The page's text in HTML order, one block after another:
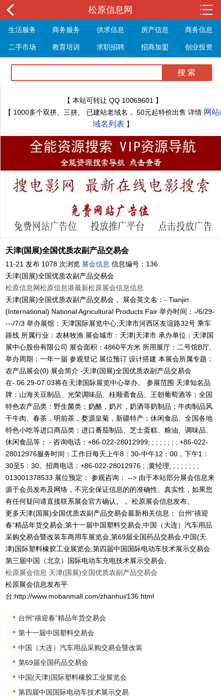
松原信息网
生活服务 商务服务 供求信息 房产信息 商务信息
二手市场 教育培训 求职招聘 招商加盟 创业投资
展会信息 旅游信息 休闲娱乐 体育健身 最新资讯
最新推文
【 本站可转让 QQ 10069601 】
【 1000多个双拼、三拼、 已建站老域名， 50元起特价出售 详情 网站/
域名列表 】
天津(国展)全国优质农副产品交易会
11-21 发布 1078 次浏览 展会信息 信息编号：136
天津(国展)全国优质农副产品交易会
松原信息网松原信息港最新松原展会信息信息
天津(国展)全国优质农副产品交易会， 展会英文名：- Tianjin
(International) National Agricultural Products Fair 举办时间：-/6/29-
---/7/3 举办展馆：天津国际展览中心;天津市河西区友谊路32号 乘车
路线 所属行业：农林牧渔 展会城市：天津|天津市 承办单位：天津国
展中心股份有限公司 展会面积：4860平方米 所用展厅：二号馆B厅,
举办周期：一年一届 参观登记 展位预订 设计搭建 本展会所属专题：
农产品展会(0) 展会简介 -天津(国展)全国优质农副产品交易会
在-.06.29-07.03将在天津国际展览中心举办。 参展范围 天津知名品
牌：山海关豆制品、光荣调味品、桂顺斋食品、王朝葡萄酒等；全国
特色农产品类：野生菌类；奶酪，奶片，奶酒等奶制品；牛肉制品风
干牛肉、春茶，明前茶，婺源皇菊，新疆特产；休闲食品、全国各地
特色小吃等进口商品类：进口番茄制品、芝士蛋糕、粮油、调味品、
休闲食品等； - 咨询电话：+86-022-28012999; ; ; ; ; ; ; ; +86-022-
28012976服务时间：工作日每天上午8：30-中午12：00，下午1：
30至5：30。招商电话：+86-022-28012976 ; ;黄经理; ; ; ; ; ; ; ;
013001378533 展位预定： 参观咨询： --> 由于本站部分展会信息来
源于会员发布及网络，不完全保证信息的的准确性、真实性，如果您
有任何疑问请直接联系展会官方确认。 。松原展会信息发布。
更多天津(国展)全国优质农副产品交易会最新相关信息： 台州“禧迎
春”精品年货交易会,第十一届中国塑料交易会,中国（大连）汽车用品
采购交易会暨改装车商用车展览会,第69届全国药品交易会,中国(天
津)国际塑料橡胶工业展览会,第四届中国国际电动车技术展示交易会
第三届中国（北京）国际电动车充电技术展示交易会,
松原展会信息 天津(国展)全国优质农副产品交易会
松原展会信息发布平
台:http://www.mobanmall.com/zhanhui/136.html
• 台州“禧迎春”精品年货交易会
• 第十一届中国塑料交易会
• 中国（大连）汽车用品采购交易会暨改装
• 第69届全国药品交易会
• 中国(天津)国际塑料橡胶工业展览会
• 第四届中国国际电动车技术展示交易